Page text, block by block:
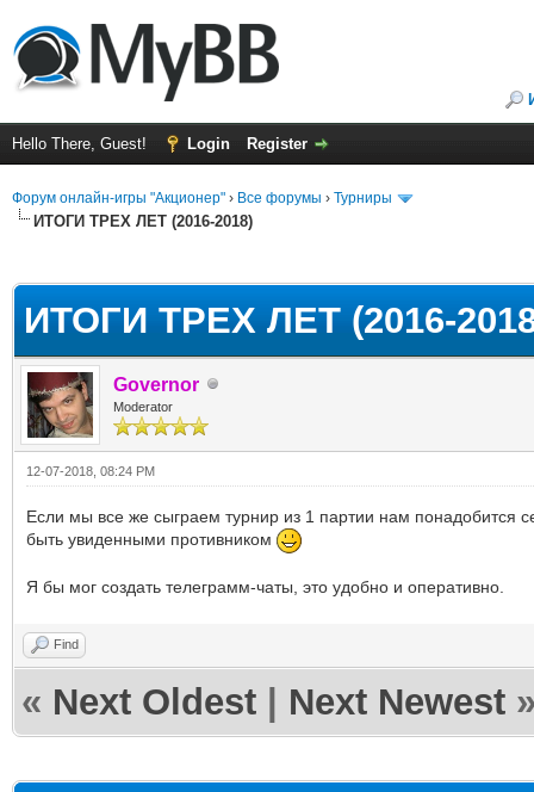
Hello There, Guest! Login Register
Форум онлайн-игры "Акционер" › Все форумы › Турниры
ИТОГИ ТРЕХ ЛЕТ (2016-2018)
ИТОГИ ТРЕХ ЛЕТ (2016-
Governor
Moderator
12-07-2018, 08:24 PM
Если мы все же сыграем турнир из 1 партии нам понадобится
быть увиденными противником
Я бы мог создать телеграмм-чаты, это удобно и оперативно.
Find
« Next Oldest Next Newest